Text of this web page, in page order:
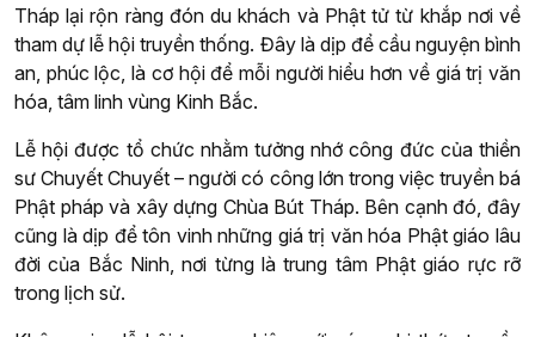
Tháp lại rộn ràng đón du khách và Phật tử từ khắp nơi về
tham dự lễ hội truyền thống. Đây là dịp để cầu nguyện bình
an, phúc lộc, là cơ hội để mỗi người hiểu hơn về giá trị văn
hóa, tâm linh vùng Kinh Bắc.
Lễ hội được tổ chức nhằm tưởng nhớ công đức của thiền
sư Chuyết Chuyết – người có công lớn trong việc truyền bá
Phật pháp và xây dựng Chùa Bút Tháp. Bên cạnh đó, đây
cũng là dịp để tôn vinh những giá trị văn hóa Phật giáo lâu
đời của Bắc Ninh, nơi từng là trung tâm Phật giáo rực rỡ
trong lịch sử.